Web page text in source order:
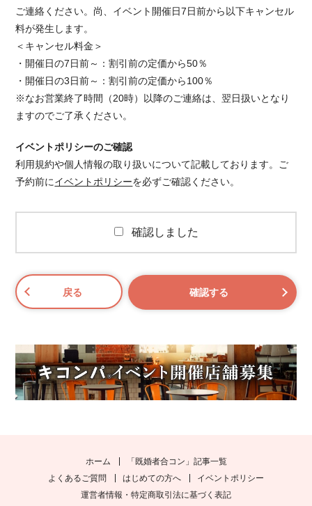
ご連絡ください。 尚、イベント開催日7日前から以下キャンセル
料が発生します。
＜キャンセル料金＞
・開催日の7日前～：割引前の定価から50％
・開催日の3日前～：割引前の定価から100％
※なお営業終了時間（20時）以降のご連絡は、翌日扱いとなり
ますのでご了承ください。
イベントポリシーのご確認
利用規約や個人情報の取り扱いについて記載しております。ご
予約前にイベントポリシーを必ずご確認ください。
確認しました
ホーム
「既婚者合コン」記事一覧
よくあるご質問
はじめての方へ
イベントポリシー
運営者情報・特定商取引法に基づく表記